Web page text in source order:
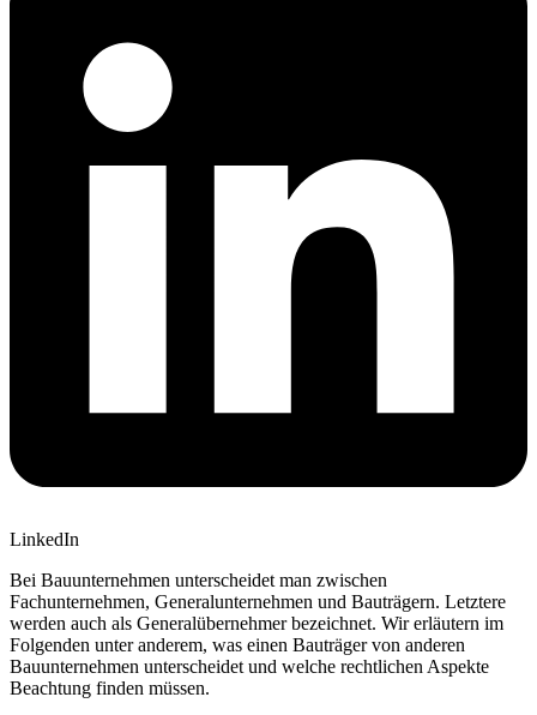
LinkedIn
Bei Bauunternehmen unterscheidet man zwischen
Fachunternehmen, Generalunternehmen und Bauträgern. Letztere
werden auch als Generalübernehmer bezeichnet. Wir erläutern im
Folgenden unter anderem, was einen Bauträger von anderen
Bauunternehmen unterscheidet und welche rechtlichen Aspekte
Beachtung finden müssen.